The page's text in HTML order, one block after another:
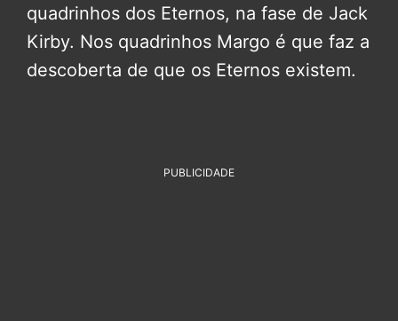
quadrinhos dos Eternos, na fase de Jack
Kirby. Nos quadrinhos Margo é que faz a
descoberta de que os Eternos existem.
PUBLICIDADE